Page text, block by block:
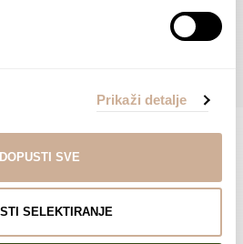
Prikaži detalje
DOPUSTI SVE
SELEKTIRANJE
do
138,00 €
U OVOJ KATEGORIJI
Fotografije